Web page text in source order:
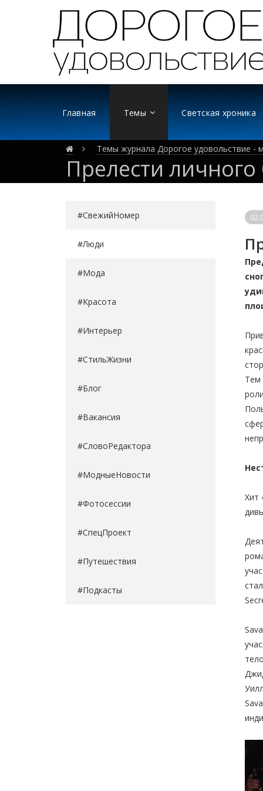
Главная Темы Светская хроника
Темы журнала Дорогое удовольствие -
Прелести
#СвежийНомер
#Люди
#Мода
#Красота
#Интерьер
#СтильЖизни
#Блог
#Вакансия
#СловоРедактора
#МодныеНовости
#Фотосессии
#СпецПроект
#Путешествия
#Подкасты
Тем
Хит